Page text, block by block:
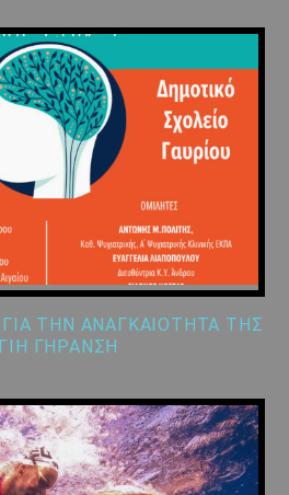
ΤΗΝ ΑΝΑΓΚΑΙΟΤΗΤΑ ΤΗΣ
ΓΗΡΑΝΣΗ